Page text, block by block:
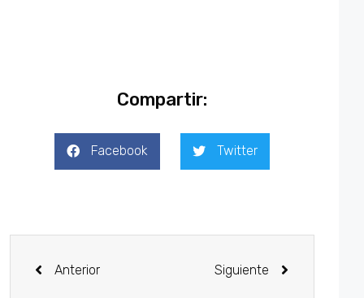
Compartir:
Facebook Twitter
Anterior Siguiente